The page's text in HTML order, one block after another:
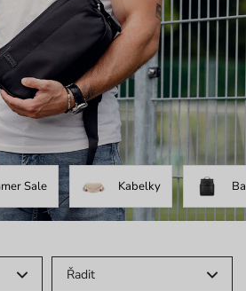
Sale Kabelky
Řadit